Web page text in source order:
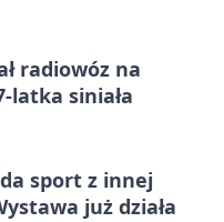
radiowóz na
latka siniała
sport z innej
już działa